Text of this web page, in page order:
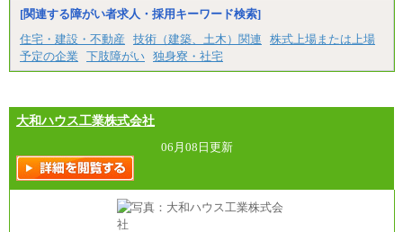
■特定職員※
大学院卒/月給234,000円～263,000円
大学卒/月給219,000円～246,000円
短大・高専卒/月給197,000円～222,000円
※拠点型職員、特定職員の給与は、生活の拠点が定
す。
中途：
全職種共通
月給制
226,600円～390,100円（勤務地域等により異なりま
す）
・ご経験やスキルを考慮し、選考の中で決定いたし
ます。
・試用期間中も同額支給します。
[関連する障がい者求人・採用キーワード検索]
住宅・建設・不動産
技術（建築、土木）関連
株式上場または上場
予定の企業
下肢障がい 独身寮・社宅
大和ハウス工業株式会社
06月08日更新